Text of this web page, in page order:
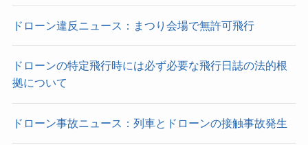
ドローン違反ニュース：まつり会場で無許可飛行
ドローンの特定飛行時には必ず必要な飛行日誌の法的根
拠について
ドローン事故ニュース：列車とドローンの接触事故発生